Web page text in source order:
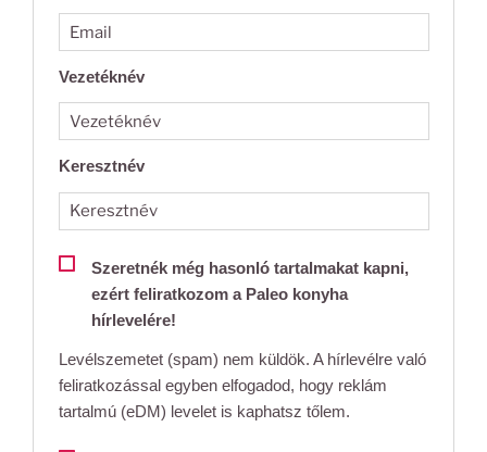
Vezetéknév
Keresztnév
Szeretnék még hasonló tartalmakat kapni,
ezért feliratkozom a Paleo konyha
hírlevelére!
Levélszemetet (spam) nem küldök. A hírlevélre való
feliratkozással egyben elfogadod, hogy reklám
tartalmú (eDM) levelet is kaphatsz tőlem.